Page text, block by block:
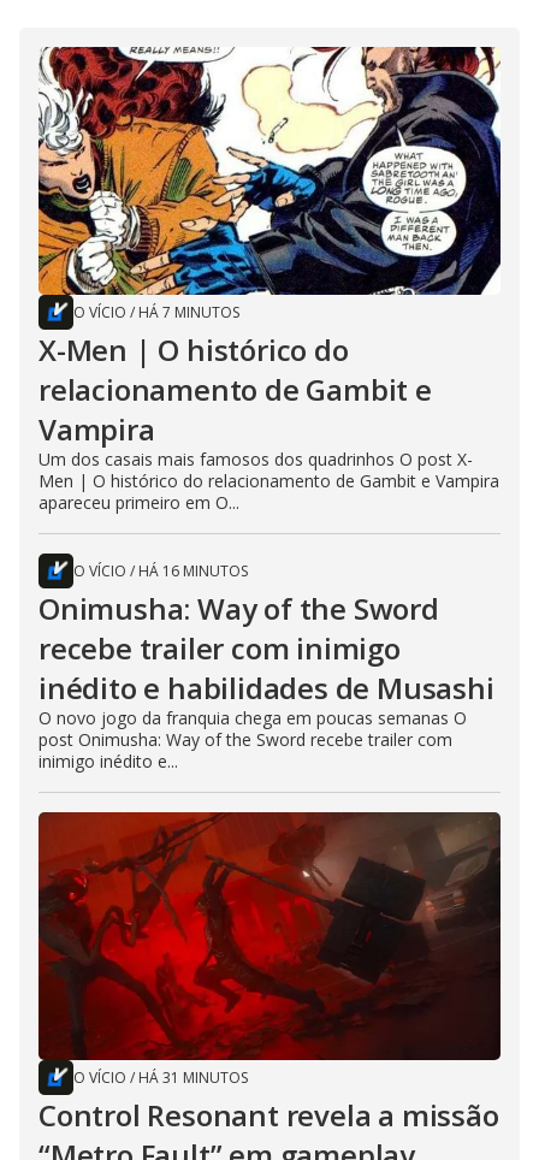
O VÍCIO / HÁ 7 MINUTOS
X-Men | O histórico do
relacionamento de Gambit e
Vampira
Um dos casais mais famosos dos quadrinhos O post X-
Men | O histórico do relacionamento de Gambit e Vampira
apareceu primeiro em O...
O VÍCIO / HÁ 16 MINUTOS
Onimusha: Way of the Sword
recebe trailer com inimigo
inédito e habilidades de Musashi
O novo jogo da franquia chega em poucas semanas O
post Onimusha: Way of the Sword recebe trailer com
inimigo inédito e...
O VÍCIO / HÁ 31 MINUTOS
Control Resonant revela a missão